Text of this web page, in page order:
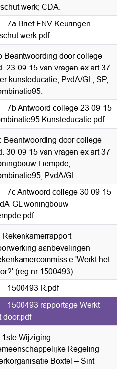
werk; CDA.
7a Brief FNV Keuringen
werk.pdf
Beantwoording door college
23-09-15 van vragen ex art 37
kunsteducatie; PvdA/GL, SP,
7b Antwoord college 23-09-15
Kunsteducatie.pdf
Beantwoording door college
30-09-15 van vragen ex art 37
Liempde;
PvdA/GL.
7c Antwoord college 30-09-15
GL woningbouw
Rekenkamerrapport
aanbevelingen
'Werkt het
(reg nr 1500493)
1500493 R.pdf
1500493 rapportage Werkt
door.pdf
1ste Wijziging
Regeling
Boxtel – Sint-